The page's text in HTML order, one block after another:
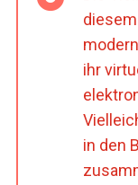
ihr
in den